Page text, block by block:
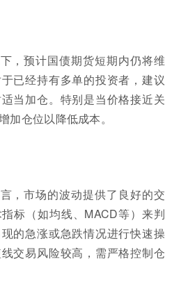
，预计国债期货短期内仍将维
已经持有多单的投资者，建议
当加仓。特别是当价格接近关
加仓位以降低成本。
，市场的波动提供了良好的交
标（如均线、MACD等）来判
的急涨或急跌情况进行快速操
交易风险较高，需严格控制仓